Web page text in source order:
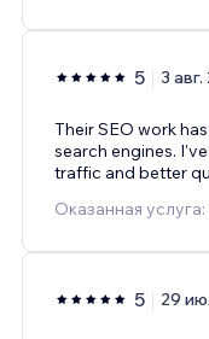
5 3 авг.
Their SEO work
search engines.
traffic and better
Оказанная
5 29